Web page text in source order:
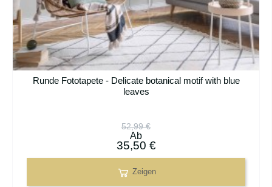
Runde Fototapete - Delicate botanical motif with blue
leaves
52,99 €
Ab
35,50 €
Zeigen